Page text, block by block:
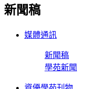
新聞稿
媒體通訊
新聞稿
學苑新聞